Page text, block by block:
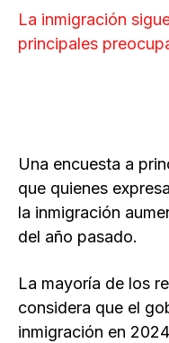
La inmigración
principales
Una encuesta a
que quienes
la inmigración
del año pasado.
La mayoría de los
considera que el
inmigración en